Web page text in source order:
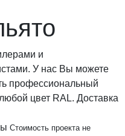
и
У нас Вы можете
профессиональный
цвет RAL. Доставка
Стоимость проекта не